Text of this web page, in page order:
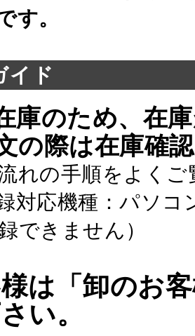
す。
ガイド
庫のため、在
の際は在庫確
れの手順をよくご
対応機種：パソ
できません）
は「卸のお
い。